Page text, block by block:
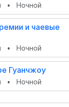
• Ночной
и чаевые
• Ночной
Гуанчжоу
• Ночной